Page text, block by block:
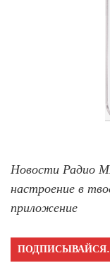
Новости Радио
настроение в
приложение